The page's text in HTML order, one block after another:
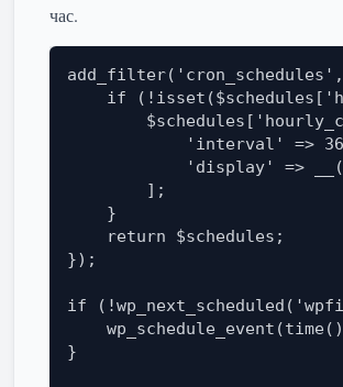
час.
if
'interval' =>
'display' =>
        ];
    }
    return $schedules;
});
if
}